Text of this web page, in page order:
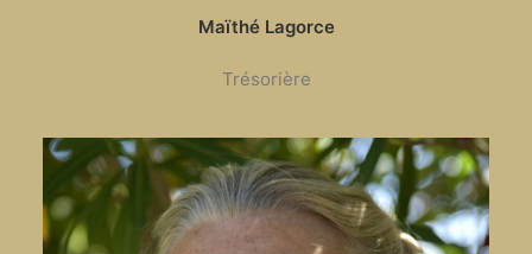
Maïthé Lagorce
Trésorière